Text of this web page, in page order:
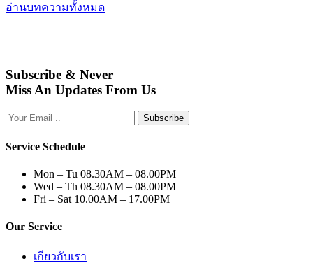
อ่านบทความทั้งหมด
Subscribe & Never
Miss An Updates From Us
Subscribe
Service Schedule
Mon – Tu 08.30AM – 08.00PM
Wed – Th 08.30AM – 08.00PM
Fri – Sat 10.00AM – 17.00PM
Our Service
เกียวกับเรา